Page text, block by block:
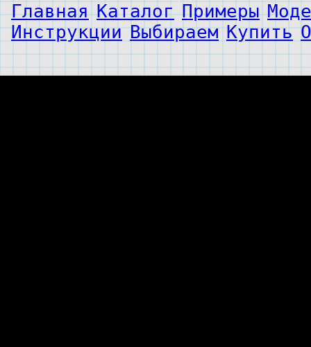
Главная Каталог Примеры
Инструкции Выбираем Купить